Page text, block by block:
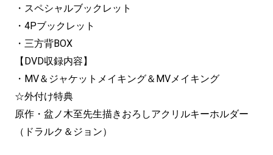
・スペシャルブックレット
・4Pブックレット
・三方背BOX
【DVD収録内容】
・MV＆ジャケットメイキング＆MVメイキング
☆外付け特典
原作・盆ノ木至先生描きおろしアクリルキーホルダー
（ドラルク＆ジョン）